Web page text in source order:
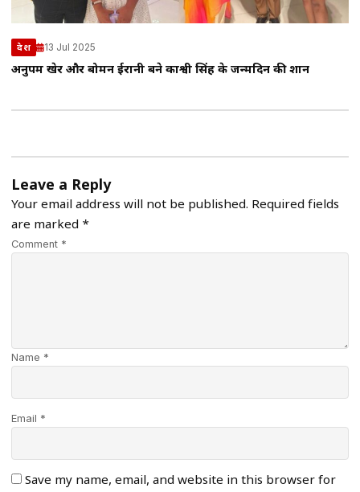
देश 13 Jul 2025
अनुपम खेर और बोमन ईरानी बने काश्वी सिंह के जन्मदिन की शान
Leave a Reply
Your email address will not be published. Required fields
are marked *
Comment *
Name *
Email *
Save my name, email, and website in this browser for